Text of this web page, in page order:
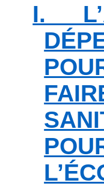
I.